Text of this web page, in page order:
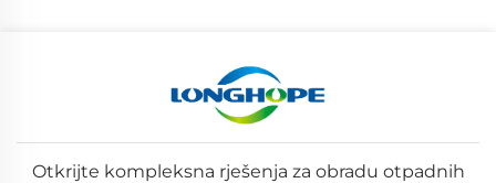
Otkrijte kompleksna rješenja za obradu otpadnih